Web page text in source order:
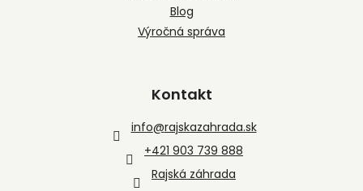
Blog
Výročná správa
Kontakt
info@rajskazahrada.sk
+421 903 739 888
Rajská záhrada